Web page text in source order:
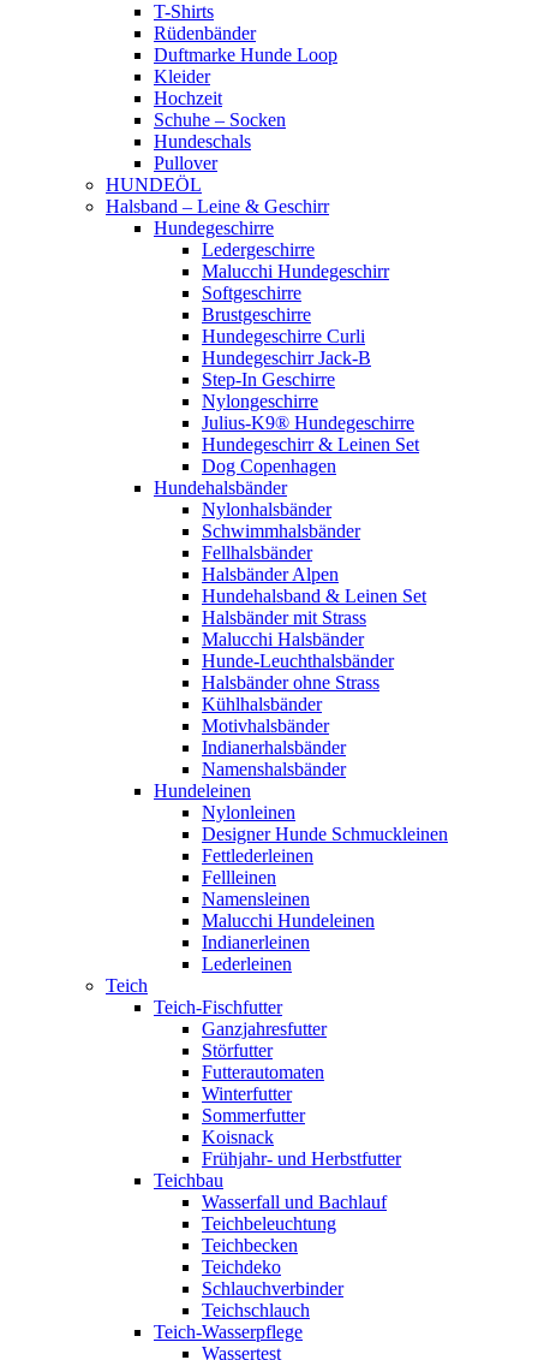
T-Shirts
Rüdenbänder
Duftmarke Hunde Loop
Kleider
Hochzeit
Schuhe – Socken
Hundeschals
Pullover
HUNDEÖL
Halsband – Leine & Geschirr
Hundegeschirre
Ledergeschirre
Malucchi Hundegeschirr
Softgeschirre
Brustgeschirre
Hundegeschirre Curli
Hundegeschirr Jack-B
Step-In Geschirre
Nylongeschirre
Julius-K9® Hundegeschirre
Hundegeschirr & Leinen Set
Dog Copenhagen
Hundehalsbänder
Nylonhalsbänder
Schwimmhalsbänder
Fellhalsbänder
Halsbänder Alpen
Hundehalsband & Leinen Set
Halsbänder mit Strass
Malucchi Halsbänder
Hunde-Leuchthalsbänder
Halsbänder ohne Strass
Kühlhalsbänder
Motivhalsbänder
Indianerhalsbänder
Namenshalsbänder
Hundeleinen
Nylonleinen
Designer Hunde Schmuckleinen
Fettlederleinen
Fellleinen
Namensleinen
Malucchi Hundeleinen
Indianerleinen
Lederleinen
Teich
Teich-Fischfutter
Ganzjahresfutter
Störfutter
Futterautomaten
Winterfutter
Sommerfutter
Koisnack
Frühjahr- und Herbstfutter
Teichbau
Wasserfall und Bachlauf
Teichbeleuchtung
Teichbecken
Teichdeko
Schlauchverbinder
Teichschlauch
Teich-Wasserpflege
Wassertest